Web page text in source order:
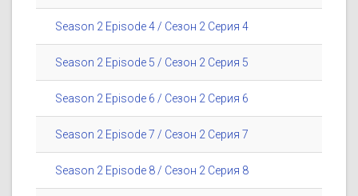
Season 2 Episode 4 / Сезон 2 Серия 4
Season 2 Episode 5 / Сезон 2 Серия 5
Season 2 Episode 6 / Сезон 2 Серия 6
Season 2 Episode 7 / Сезон 2 Серия 7
Season 2 Episode 8 / Сезон 2 Серия 8